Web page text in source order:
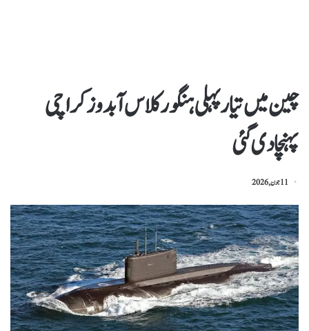
چین میں تیارپہلی ہنگور کلاس آبدوز کراچی
پہنچادی گئی
11 جون, 2026